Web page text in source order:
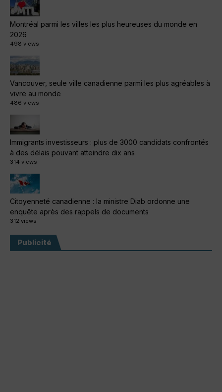
Montréal parmi les villes les plus heureuses du monde en
2026
498 views
Vancouver, seule ville canadienne parmi les plus agréables à
vivre au monde
486 views
Immigrants investisseurs : plus de 3000 candidats confrontés
à des délais pouvant atteindre dix ans
314 views
Citoyenneté canadienne : la ministre Diab ordonne une
enquête après des rappels de documents
312 views
Publicité